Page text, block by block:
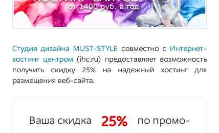
Студия дизайна MUST-STYLE совместно с Интернет-
хостинг центром (ihc.ru) предоставляет возможность
получить скидку 25% на надежный хостинг для
размещения веб-сайта.
Ваша скидка 25%
по промо-